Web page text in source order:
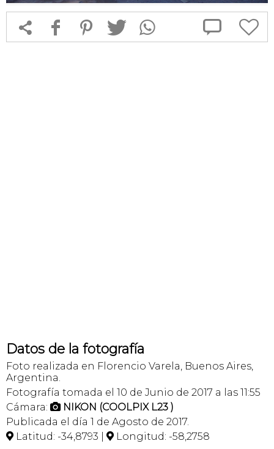
 f 1 T  
Datos de la fotografía
Foto realizada en Florencio Varela, Buenos Aires,
Argentina.
Fotografía tomada el 10 de Junio de 2017 a las 11:55
Cámara:  NIKON (COOLPIX L23 )
Publicada el día 1 de Agosto de 2017.
 Latitud: -34,8793 |  Longitud: -58,2758